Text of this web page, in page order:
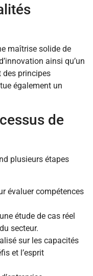
maîtrise solide de
ainsi qu’un
des principes
également un
de
plusieurs étapes
évaluer compétences
étude de cas réel
secteur.
sur les capacités
et l’esprit